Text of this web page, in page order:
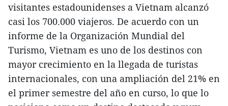
visitantes estadounidenses a Vietnam alcanzó
casi los 700.000 viajeros. De acuerdo con un
informe de la Organización Mundial del
Turismo, Vietnam es uno de los destinos con
mayor crecimiento en la llegada de turistas
internacionales, con una ampliación del 21% en
el primer semestre del año en curso, lo que lo